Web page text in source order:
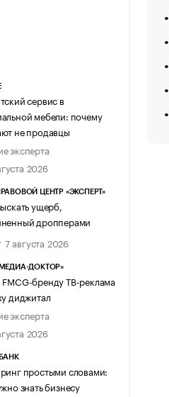
сервис в
мебели: почему
не продавцы
эксперта
2026
ЦЕНТР «ЭКСПЕРТ»
ущерб,
дропперами
7 августа 2026
ДОКТОР»
бренду ТВ-реклама
диджитал
эксперта
2026
простыми словами:
знать бизнесу